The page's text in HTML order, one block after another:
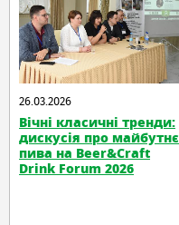
26.03.2026
Вічні класичні тренди:
дискусія про майбутнє
пива на Beer&Craft
Drink Forum 2026